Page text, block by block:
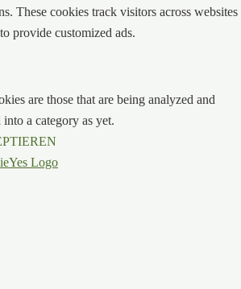
These cookies track visitors across websites
provide customized ads.
are those that are being analyzed and
a category as yet.